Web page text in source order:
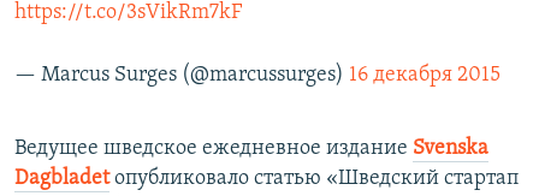
https://t.co/3sVikRm7kF
— Marcus Surges (@marcussurges) 16 декабря 2015
Ведущее шведское ежедневное издание Svenska
Dagbladetопубликовало статью «Шведский стартап